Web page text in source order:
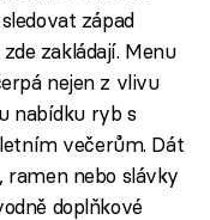
západ
zakládají. Menu
nejen z vlivu
nabídku ryb s
večerům. Dát
ramen nebo slávky
doplňkové